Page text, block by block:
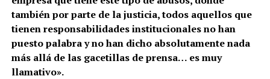
también por parte de la justicia, todos aquellos que
tienen responsabilidades institucionales no han
puesto palabra y no han dicho absolutamente nada
más allá de las gacetillas de prensa… es muy
llamativo».